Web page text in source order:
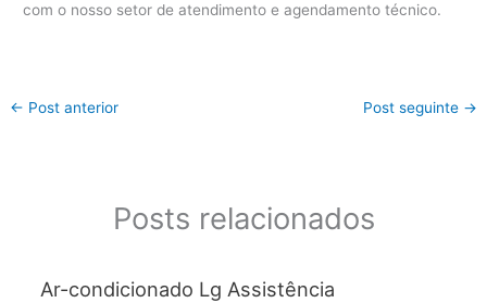
com o nosso setor de atendimento e agendamento técnico.
← Post anterior Post seguinte →
Posts relacionados
Ar-condicionado Lg Assistência